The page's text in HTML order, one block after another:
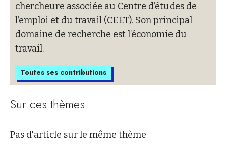
chercheure associée au Centre d’études de
l’emploi et du travail (CEET). Son principal
domaine de recherche est l’économie du
travail.
Toutes ses contributions
Sur ces thèmes
Pas d'article sur le même thème